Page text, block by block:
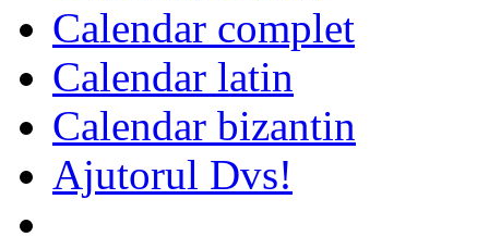
Calendar complet
Calendar latin
Calendar bizantin
Ajutorul Dvs!